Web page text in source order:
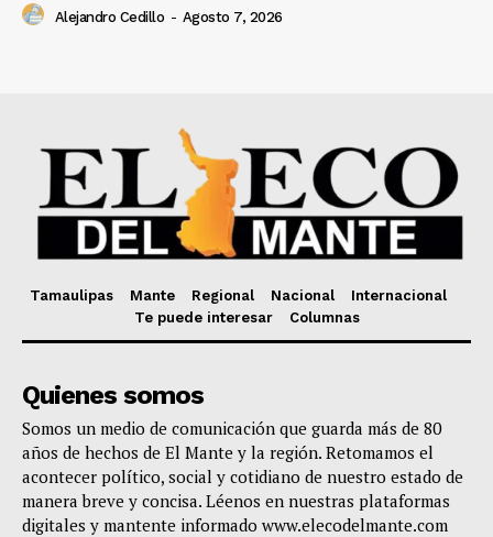
Alejandro Cedillo - Agosto 7, 2026
Tamaulipas Mante Regional Nacional
Internacional
Te puede interesar
Columnas
Quienes somos
Somos un medio de comunicación que guarda más de 80
años de hechos de El Mante y la región. Retomamos el
acontecer político, social y cotidiano de nuestro estado de
manera breve y concisa. Léenos en nuestras plataformas
digitales y mantente informado www.elecodelmante.com